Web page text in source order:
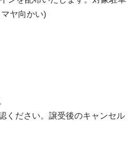
ヤ向かい)
ください。譲受後のキャンセル